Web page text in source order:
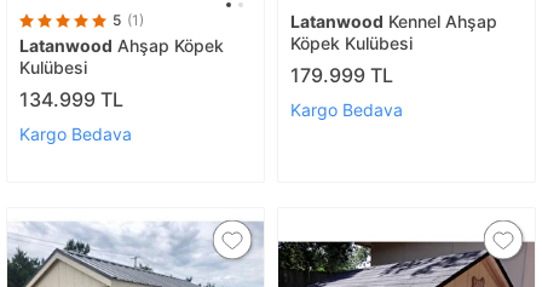
5 (1)
Latanwood Ahşap Köpek
Kulübesi
134.999 TL
Kargo Bedava
Latanwood Kennel Ahşap
Köpek Kulübesi
179.999 TL
Kargo Bedava